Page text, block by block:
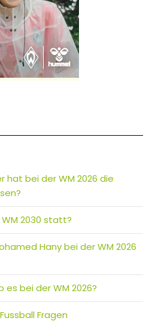
hat bei der WM 2026 die
2030 statt?
Hany bei der WM 2026
es bei der WM 2026?
Fragen